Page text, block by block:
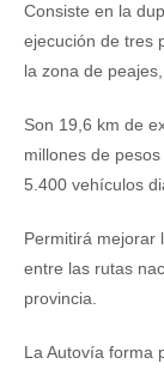
Consiste en la
ejecución de tres
la zona de
Son 19,6 km de
millones de
5.400 vehículos
Permitirá mejorar
entre las rutas
provincia.
La Autovía forma